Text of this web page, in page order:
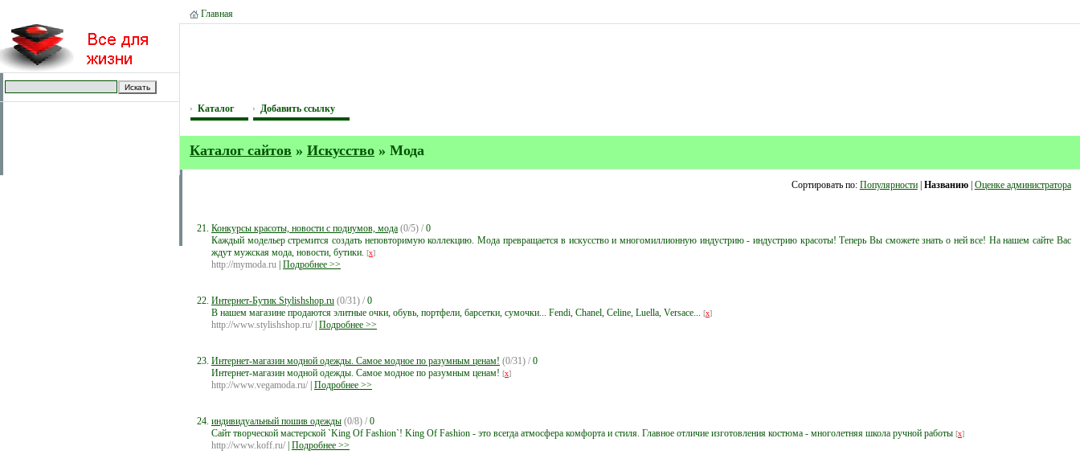
Главная
Каталог Добавить ссылку
Каталог сайтов » Искусство » Мода
Сортировать по: Популярности| Названию| Оценке администратора
Конкурсы красоты, новости с подиумов, мода (0/5) / 0
Каждый модельер стремится создать неповторимую коллекцию. Мода превращается в искусство и многомиллионную индустрию - индустрию красоты! Теперь Вы сможете знать о ней все! На нашем сайте Вас
ждут мужская мода, новости, бутики. [x]
http://mymoda.ru Подробнее >>
Интернет-Бутик Stylishshop.ru (0/31) / 0
В нашем магазине продаются элитные очки, обувь, портфели, барсетки, сумочки... Fendi, Chanel, Celine, Luella, Versace... [x]
http://www.stylishshop.ru/ Подробнее >>
Интернет-магазин модной одежды. Самое модное по разумным ценам! (0/31) / 0
Интернет-магазин модной одежды. Самое модное по разумным ценам! [x]
http://www.vegamoda.ru/ Подробнее >>
индивидуальный пошив одежды (0/8) / 0
Сайт творческой мастерской `King Of Fashion`! King Of Fashion - это всегда атмосфера комфорта и стиля. Главное отличие изготовления костюма - многолетняя школа ручной работы [x]
http://www.koff.ru/ Подробнее >>